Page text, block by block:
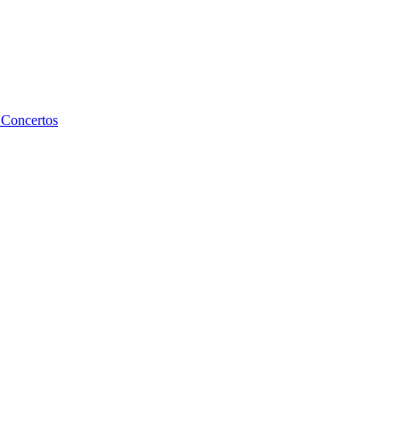
Concertos